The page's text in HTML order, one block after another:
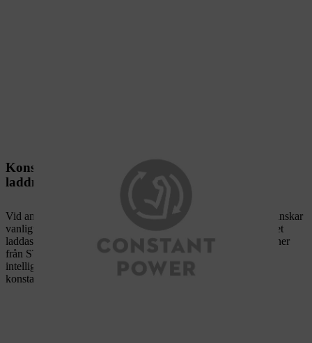
Konstant effekt, oberoende av batteriets
laddningsnivå
Vid användning av batteridrivna maskiner av andra märken minskar
vanligtvis prestandan under arbetets gång i takt med att batteriet
laddas ur. Så är inte fallet med batteridrivna AS-System maskiner
från STIHL med funktionen Constant Power. Tack vare den
intelligenta elektroniken arbetar din maskin från STIHL med
konstant hög effekt.